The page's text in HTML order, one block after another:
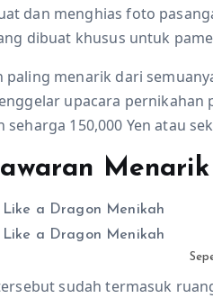
dan menghias foto
dibuat khusus untuk
paling menarik dari
upacara pernikahan
seharga 150,000 Yen atau
sudah termasuk